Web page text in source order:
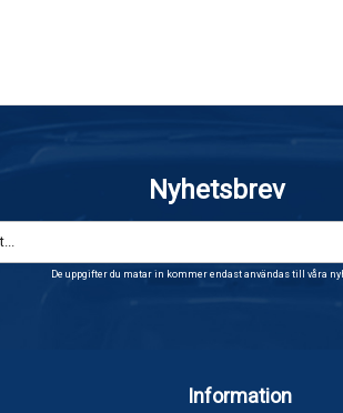
Nyhetsbrev
De uppgifter du matar in kommer endast användas till våra
Information